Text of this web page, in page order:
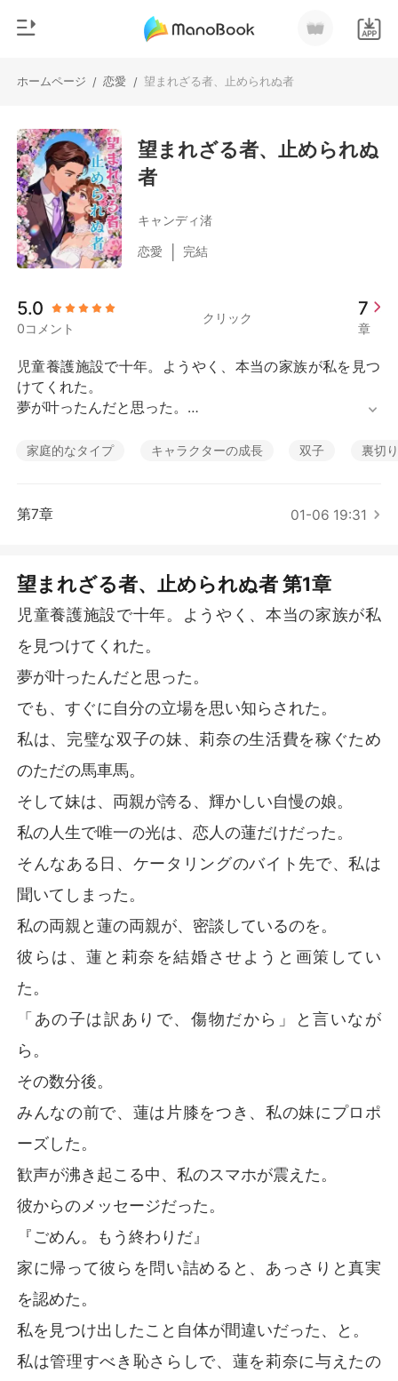
ホームページ / 恋愛 / 望まれざる者、止められぬ者
チャージ
閲覧履歴
ログアウトします
検索
ジャンル
都市
恋愛
人狼
マフィア
短編傑作
望まれざる者、止められぬ
者
キャンディ渚
恋愛 完結
5.0
0コメント
クリック 7
章
児童養護施設で十年。ようやく、本当の家族が私を見つ
けてくれた。
夢が叶ったんだと思った。
私は、完璧な双子の妹、莉奈の生活費を稼ぐためのただ
私の人生で唯一の光は、恋人の蓮だけだった。
しまった。
私の両親と蓮の両親が、密談しているのを。
彼らは、蓮と莉奈を結婚させようと画策していた。
その数分後。
た。
彼からのメッセージだった。
『ごめん。もう終わりだ』
家に帰って彼らを問い詰めると、あっさりと真実を認め
た。
私を見つけ出したこと自体が間違いだった、と。
私は管理すべき恥さらしで、蓮を莉奈に与えたのはむし
ろ親切心からだ、と。
私を黙らせるため、妹は自ら階段から身を投げ、「突き
落とされた！」と絶叫した。
父は私を殴りつけ、ゴミのように路上に放り出した。
打ち身だらけで歩道に倒れ込む私を、駆けつけた警察に
「暴力的な加害者だ」と両親は告げた。
彼らは私を消し去りたかった。
でも、彼らはまだ知らない。
自分たちが、たった今、戦争を始めたのだということ
を。
家庭的なタイプ キャラクターの成長 双子 裏切
第7章 01-06 19:31
望まれざる者、止められぬ者 第1章
児童養護施設で十年。ようやく、本当の家族が私
を見つけてくれた。
夢が叶ったんだと思った。
でも、すぐに自分の立場を思い知らされた。
私は、完璧な双子の妹、莉奈の生活費を稼ぐため
のただの馬車馬。
そして妹は、両親が誇る、輝かしい自慢の娘。
私の人生で唯一の光は、恋人の蓮だけだった。
そんなある日、ケータリングのバイト先で、私は
聞いてしまった。
私の両親と蓮の両親が、密談しているのを。
彼らは、蓮と莉奈を結婚させようと画策してい
た。
「あの子は訳ありで、傷物だから」と言いなが
ら。
その数分後。
みんなの前で、蓮は片膝をつき、私の妹にプロポ
ーズした。
歓声が沸き起こる中、私のスマホが震えた。
彼からのメッセージだった。
『ごめん。もう終わりだ』
家に帰って彼らを問い詰めると、あっさりと真実
を認めた。
私を見つけ出したこと自体が間違いだった、と。
私は管理すべき恥さらしで、蓮を莉奈に与えたの